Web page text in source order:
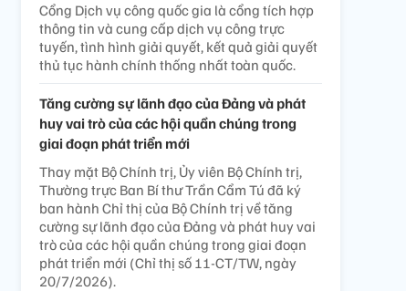
Cổng Dịch vụ công quốc gia là cổng tích hợp
thông tin và cung cấp dịch vụ công trực
tuyến, tình hình giải quyết, kết quả giải quyết
thủ tục hành chính thống nhất toàn quốc.
Tăng cường sự lãnh đạo của Đảng và phát
huy vai trò của các hội quần chúng trong
giai đoạn phát triển mới
Thay mặt Bộ Chính trị, Ủy viên Bộ Chính trị,
Thường trực Ban Bí thư Trần Cẩm Tú đã ký
ban hành Chỉ thị của Bộ Chính trị về tăng
cường sự lãnh đạo của Đảng và phát huy vai
trò của các hội quần chúng trong giai đoạn
phát triển mới (Chỉ thị số 11-CT/TW, ngày
20/7/2026).